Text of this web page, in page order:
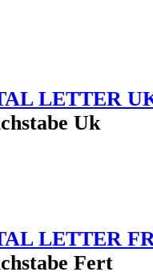
LETTER
Uk
LETTER
Fert